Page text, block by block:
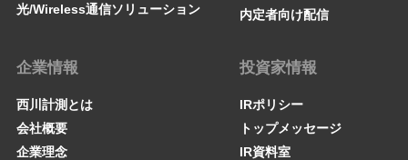
光/Wireless通信ソリューション
内定者向け配信
企業情報
西川計測とは
会社概要
企業理念
投資家情報
IRポリシー
トップメッセージ
IR資料室